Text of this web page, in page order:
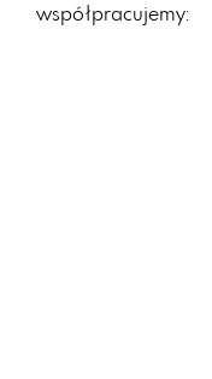
współpracujemy: